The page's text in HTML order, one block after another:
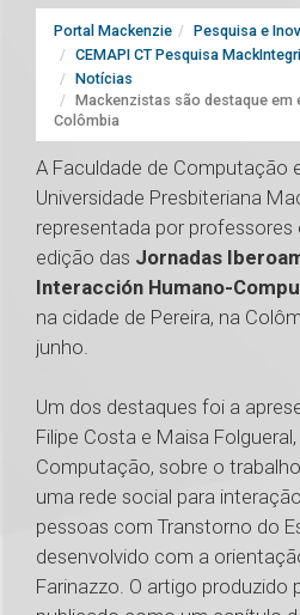
Portal Mackenzie
Pesquisa e
CEMAPI CT Pesquisa
Notícias
Mackenzistas são destaque em
Colômbia
A Faculdade de Computação
Universidade Presbiteriana
representada por professores
edição das Jornadas
Interacción Humano-
na cidade de Pereira, na
junho.
Um dos destaques foi a
Filipe Costa e Maisa
Computação, sobre o
uma rede social para
pessoas com Transtorno do
desenvolvido com a
Farinazzo. O artigo produzido